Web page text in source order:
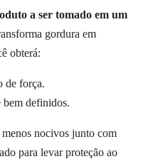
a ser tomado em um
gordura em
obterá:
de força.
definidos.
nocivos junto com
para levar proteção ao